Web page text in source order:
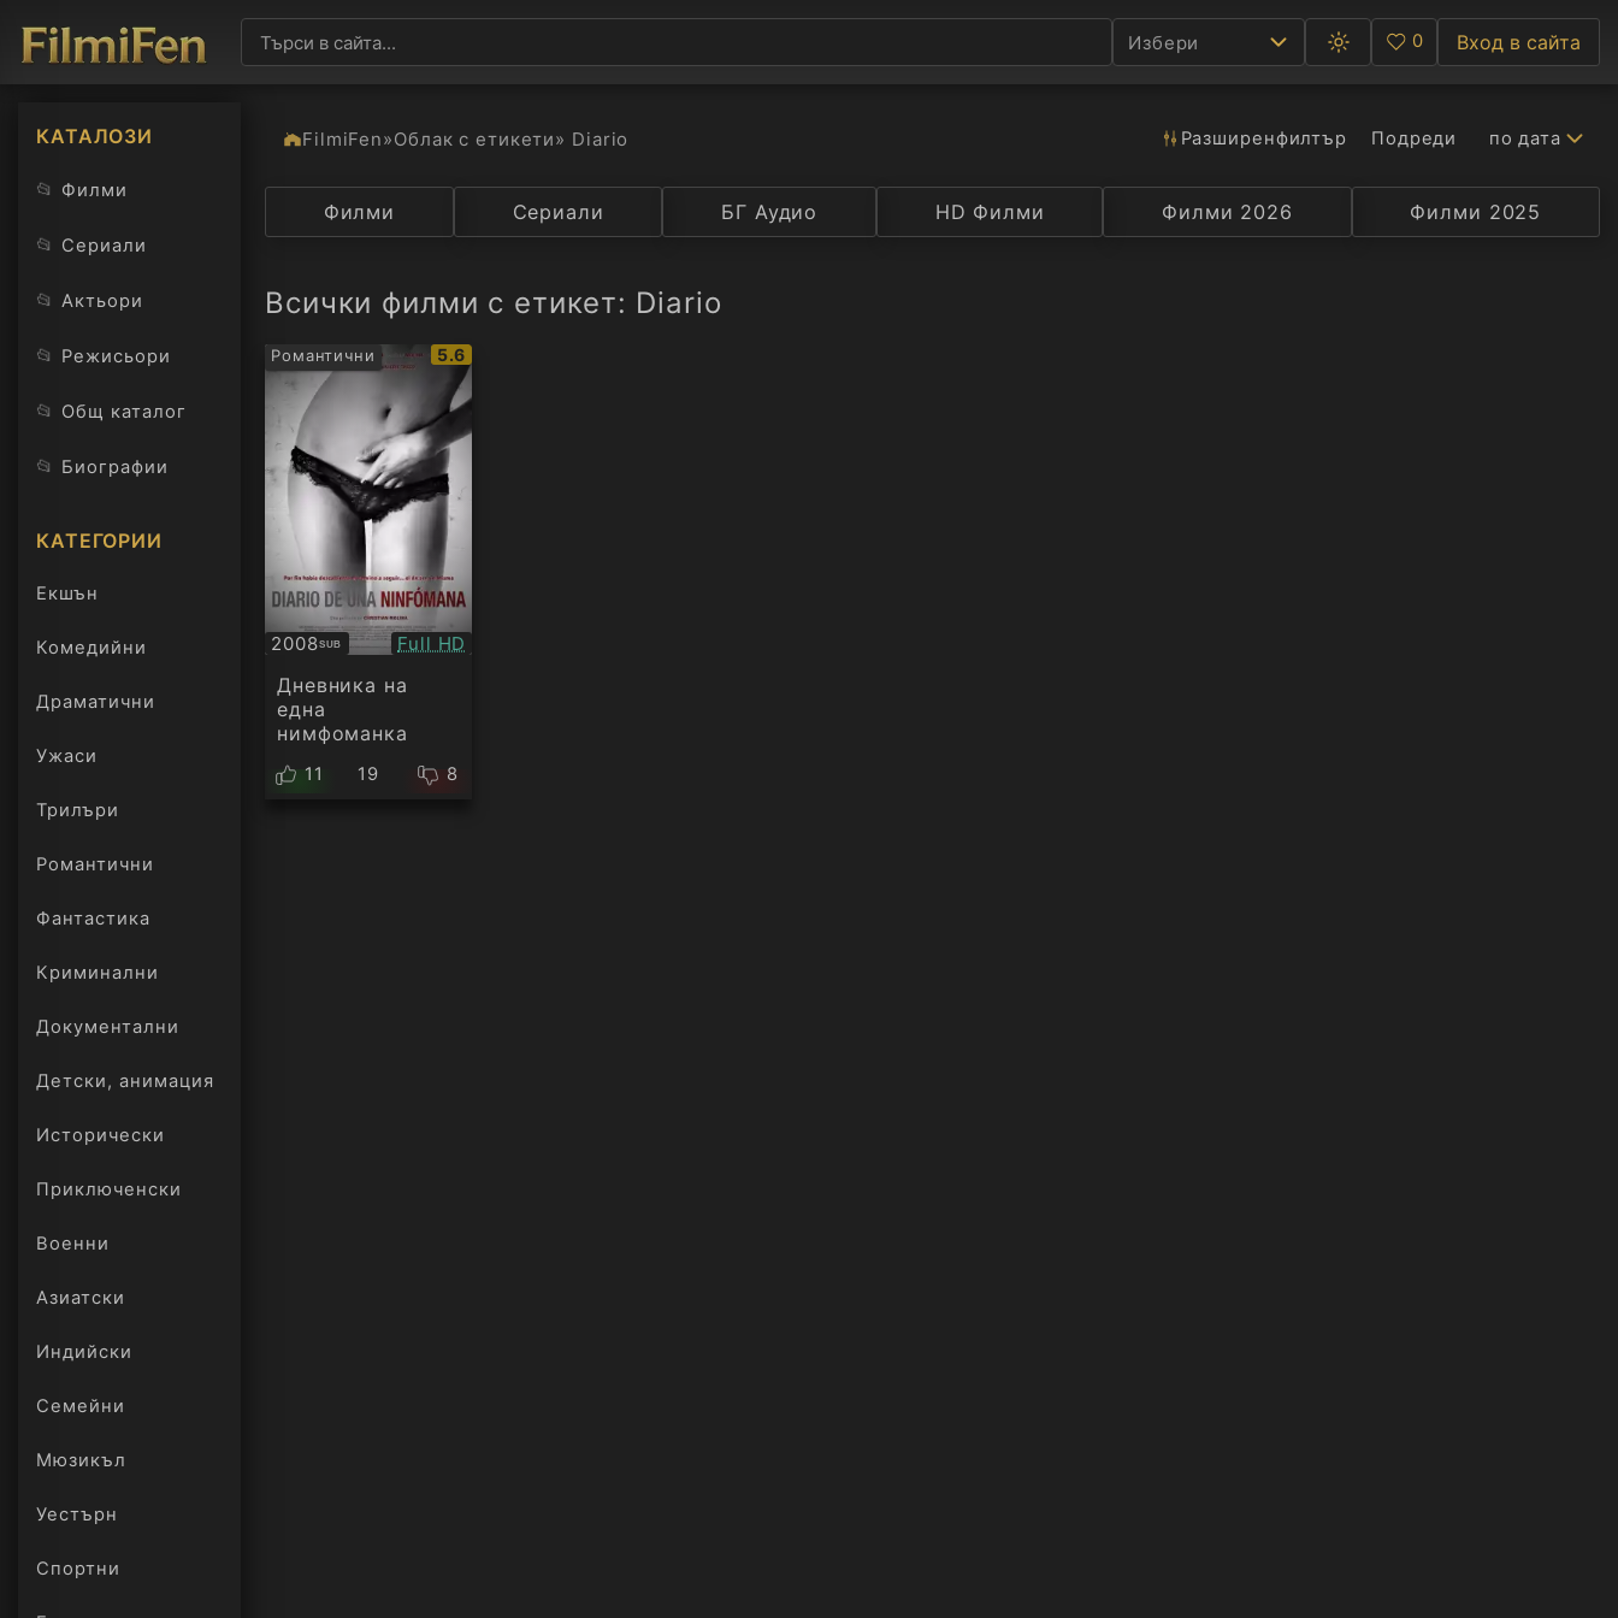
Избери
Превключване
между
светла
Любими
0 Вход в сайта
КАТАЛОЗИ
📂 Филми
📂 Сериали
📂 Актьори
📂 Режисьори
📂 Общ каталог
📂 Биографии
КАТЕГОРИИ
Екшън
Комедийни
Драматични
Ужаси
Трилъри
онлайн
Романтични
Фантастика
Криминални
Документални
Детски, анимация
Исторически
Приключенски
Военни
Азиатски
Индийски
Семейни
Мюзикъл
Уестърн
Спортни
FilmiFen»Облак с етикети» Diario Разширенфилтър Подреди по дата
Категория Държава Рейтинг Селекция Превод Актьор
Филми Сериали БГ Аудио HD Филми Филми 2026 Филми 2025
Всички филми с етикет: Diario
Романтични
IMDb
рейтинг:
5.6
2008SUB
Субтитри Качество:
Full HD
Дневника на
една
нимфоманка
11 19 8